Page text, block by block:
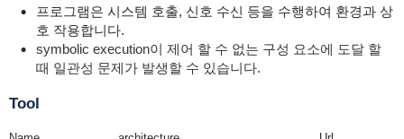
프로그램은 시스템 호출, 신호 수신 등을 수행하여 환경과 상
호 작용합니다.
symbolic execution이 제어 할 수 없는 구성 요소에 도달 할
때 일관성 문제가 발생할 수 있습니다.
Tool